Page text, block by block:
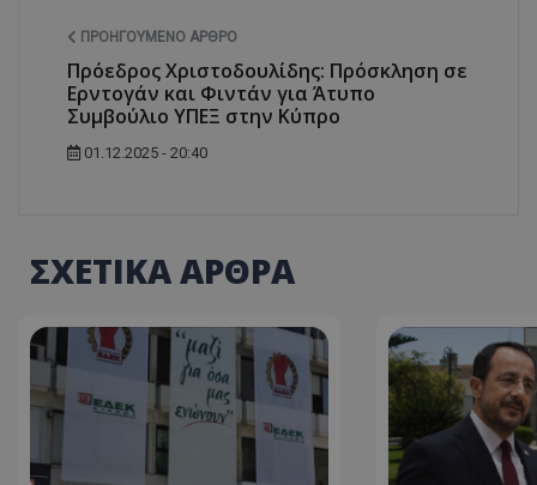
ΠΡΟΗΓΟΎΜΕΝΟ ΆΡΘΡΟ
Πρόεδρος Χριστοδουλίδης: Πρόσκληση σε
Ερντογάν και Φιντάν για Άτυπο
Συμβούλιο ΥΠΕΞ στην Κύπρο
01.12.2025 - 20:40
ΣΧΕΤΙΚΑ ΑΡΘΡΑ